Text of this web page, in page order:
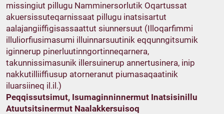
missingiut pillugu Namminersorlutik Oqartussat
akuersissuteqarnissaat pillugu inatsisartut
aalajangiiffigisassaattut siunnersuut (Illoqarfimmi
illuliorfiusimasumi illuinnarsuutinik eqqunngitsumik
iginnerup pinerluutinngortinneqarnera,
takunnissimasunik illersuinerup annertusinera, inip
nakkutilliiffiusup atorneranut piumasaqaatinik
iluarsiineq il.il.)
Peqqissutsimut, Isumaginninnermut Inatsisinillu
Atuutsitsinermut Naalakkersuisoq